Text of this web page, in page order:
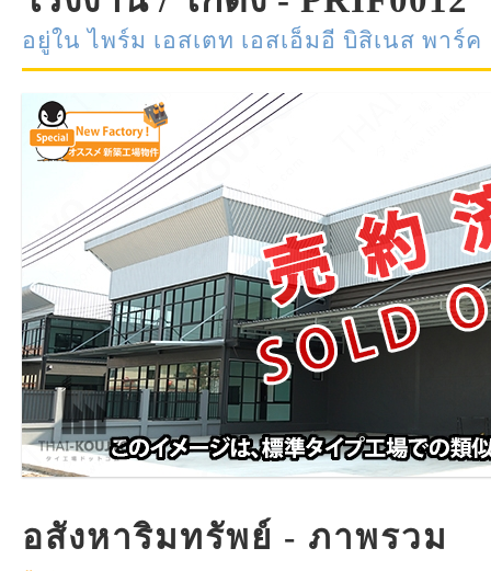
อยู่ใน ไพร์ม เอสเตท เอสเอ็มอี บิสิเนส พาร์ค
อสังหาริมทรัพย์ - ภาพรวม